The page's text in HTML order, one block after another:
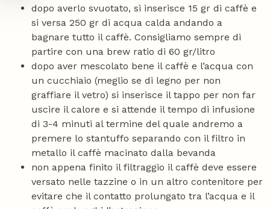
dopo averlo svuotato, si inserisce 15 gr di caffè e
si versa 250 gr di acqua calda andando a
bagnare tutto il caffè. Consigliamo sempre di
partire con una brew ratio di 60 gr/litro
dopo aver mescolato bene il caffè e l’acqua con
un cucchiaio (meglio se di legno per non
graffiare il vetro) si inserisce il tappo per non far
uscire il calore e si attende il tempo di infusione
di 3-4 minuti al termine del quale andremo a
premere lo stantuffo separando con il filtro in
metallo il caffè macinato dalla bevanda
non appena finito il filtraggio il caffè deve essere
versato nelle tazzine o in un altro contenitore per
evitare che il contatto prolungato tra l’acqua e il